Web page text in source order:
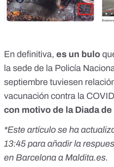
En definitiva, es un bulo
la sede de la Policía
septiembre tuviesen
vacunación contra la
con motivo de la Diada de
*Este artículo se ha
13:45 para añadir la
en Barcelona a Maldita.es.